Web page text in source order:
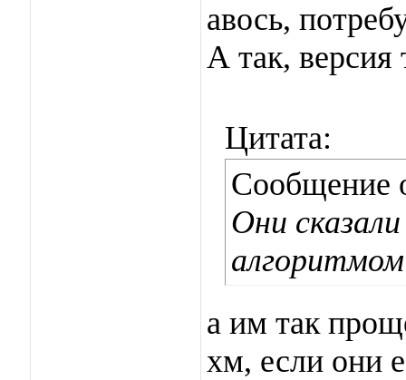
авось,
А так, версия
Цитата:
Сообщение
Они
а им так
хм, если они